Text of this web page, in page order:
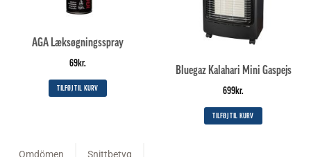
AGA Læksøgningsspray
69kr.
TILFØJ TIL KURV
Bluegaz Kalahari Mini Gaspejs
699kr.
TILFØJ TIL KURV